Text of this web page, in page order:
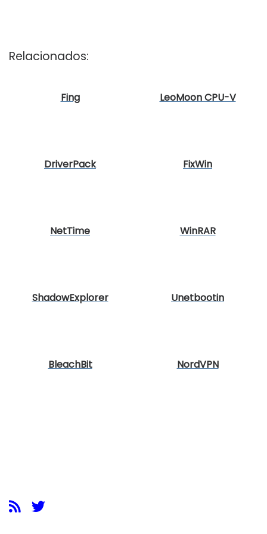
Relacionados:
Fing LeoMoon CPU-V
DriverPack FixWin
NetTime WinRAR
ShadowExplorer Unetbootin
BleachBit NordVPN